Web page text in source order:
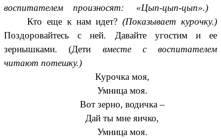
воспитателем произносят: «Цып-цып-цып».)
Кто еще к нам идет?(Показывает курочку.)
Поздоровайтесь с ней. Давайте угостим и ее
зернышками. (Дети вместе с воспитателем
читают потешку.)
Курочка моя,
Умница моя.
Вот зерно, водичка –
Дай ты мне яичко,
Умница моя.